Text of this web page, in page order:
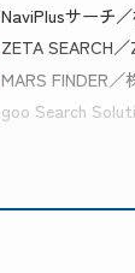
NaviPlusサーチ
ZETA SEARCH
MARS FINDER
goo Search